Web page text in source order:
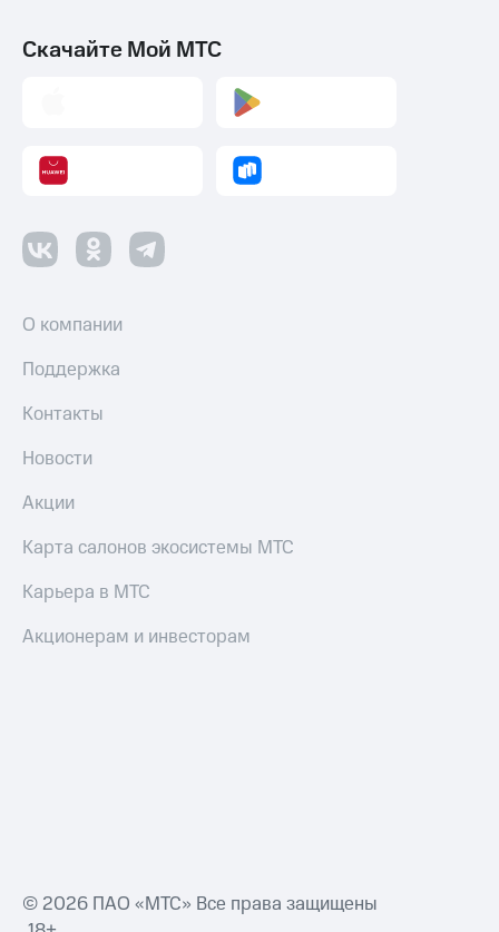
Скачайте Мой МТС
О компании
Поддержка
Контакты
Новости
Акции
Карта салонов экосистемы МТС
Карьера в МТС
Акционерам и инвесторам
© 2026 ПАО «МТС» Все права защищены